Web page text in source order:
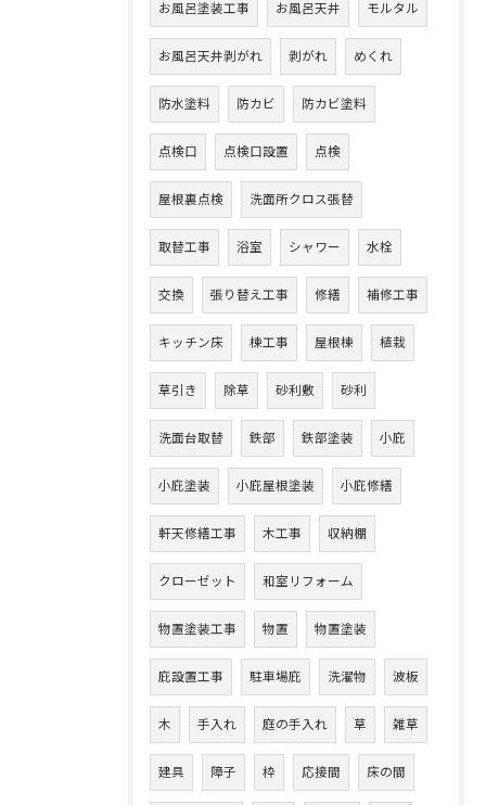
お風呂塗装工事 お風呂天井 モルタル
お風呂天井剥がれ 剥がれ めくれ
防水塗料 防カビ 防カビ塗料
点検口 点検口設置 点検
屋根裏点検 洗面所クロス張替
取替工事 浴室 シャワー 水栓
交換 張り替え工事 修繕 補修工事
キッチン床 棟工事 屋根棟 植栽
草引き 除草 砂利敷 砂利
洗面台取替 鉄部 鉄部塗装 小庇
小庇塗装 小庇屋根塗装 小庇修繕
軒天修繕工事 木工事 収納棚
クローゼット 和室リフォーム
物置塗装工事 物置 物置塗装
庇設置工事 駐車場庇 洗濯物 波板
木 手入れ 庭の手入れ 草 雑草
建具 障子 枠 応接間 床の間